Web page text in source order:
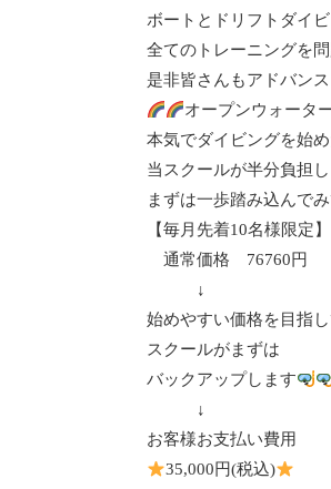
ボートとドリフトダイ
全てのトレーニングを
是非皆さんもアドバン
オープンウォータ
本気でダイビングを始
当スクールが半分負担し
まずは一歩踏み込んで
【毎月先着10名様限定】
通常価格 76760円
↓
始めやすい価格を目指し
スクールがまずは
バックアップします
↓
お客様お支払い費用
35,000円(税込)